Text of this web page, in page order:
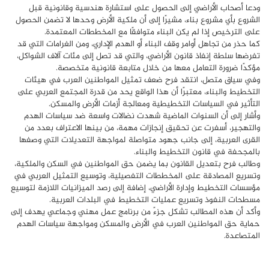
ودعا أصحاب الأراضي إلى الحصول على استشارة هندسية وقانونية قبل
الشروع بأي مشروع بناء، مشيرًا إلى أن ملكية الأرض وحدها لا تضمن الحصول
على الترخيص إذا لم يكن البناء متوافقًا مع المخططات المعتمدة.
كما حذر من تجاهل أوامر وقف البناء أو الهدم الإداري، ومن الغرامات التي قد
تفرضها سلطة إنفاذ قانون الأراضي، والتي قد تصل إلى مئات آلاف الشواكل،
مؤكدًا ضرورة التعامل معها من خلال متابعة قانونية متخصصة.
وفي سياق متصل، انتقد فرح ضعف تمثيل المواطنين العرب في هيئات
التخطيط والبناء، معتبرًا أن هذا الواقع يحد من قدرة المجتمع العربي على
التأثير في السياسات التخطيطية ومعالجة أزمات الأرض والمسكن.
وأشار إلى أن السنوات الماضية شهدت نضالات واسعة ضد سياسات الهدم
والتهجير، أسفرت عن تحقيق إنجازات مهمة، من بينها الاعتراف بعدد من
القرى العربية، إلى جانب جهود متواصلة لمواجهة التعديلات التي وصفها
بالمجحفة في قانون التخطيط والبناء.
وطالب فرح بتعديل القانون بما يضمن حق المواطنين في السكن والملكية،
وتسريع المصادقة على المخططات التفصيلية، وتوسيع التمثيل العربي في
مؤسسات التخطيط وإدارة الأراضي، إضافة إلى رصد الميزانيات اللازمة لتوسيع
مسطحات النفوذ وتسريع عمليات التخطيط في البلدات العربية.
وأكد أن هذه المطالب تشكل جزءً من برنامج عمل مهني وجماعي يهدف إلى
حماية حق المواطنين العرب في الأرض والمسكن ومواجهة سياسات الهدم
المتصاعدة.